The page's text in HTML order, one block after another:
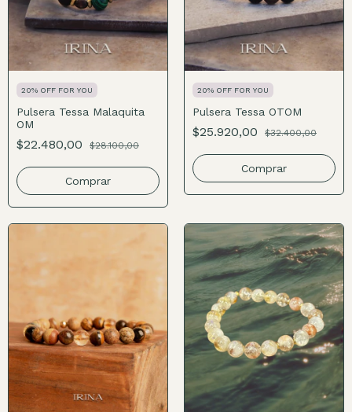
20% OFF FOR YOU
Pulsera Tessa Malaquita
OM
$22.480,00 $28.100,00
Comprar
20% OFF FOR YOU
Pulsera Tessa OTOM
$25.920,00 $32.400,00
Comprar